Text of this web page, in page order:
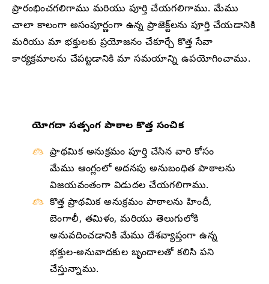
ప్రారంభించగలిగాము మరియు పూర్తి చేయగలిగాము. మేము
చాలా కాలంగా అసంపూర్ణంగా ఉన్న ప్రాజెక్ట్‌లను పూర్తి చేయడానికి
మరియు మా భక్తులకు ప్రయోజనం చేకూర్చే కొత్త సేవా
కార్యక్రమాలను చేపట్టడానికి మా సమయాన్ని ఉపయోగించాము.
యోగదా సత్సంగ పాఠాల కొత్త సంచిక
ప్రాథమిక అనుక్రమం పూర్తి చేసిన వారి కోసం
మేము ఆంగ్లంలో అదనపు అనుబంధిత పాఠాలను
విజయవంతంగా విడుదల చేయగలిగాము.
కొత్త ప్రాథమిక అనుక్రమం పాఠాలను హిందీ,
బెంగాలీ, తమిళం, మరియు తెలుగులోకి
అనువదించడానికి మేము దేశవ్యాప్తంగా ఉన్న
భక్తుల-అనువాదకుల బృందాలతో కలిసి పని
చేస్తున్నాము.